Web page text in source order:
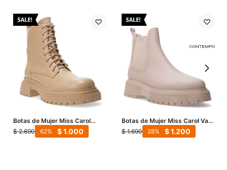
Botas de Mujer Miss Carol
THAI acordonada y con cierre -
$ 2.690 $1.000
62
Botas de Mujer Miss Carol Vani
De Lluvia - Tan
$ 1.690 $1.200
28